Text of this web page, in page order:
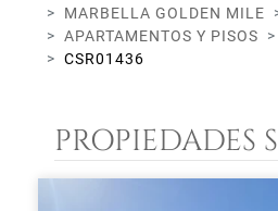
MARBELLA GOLDEN MILE
APARTAMENTOS Y PISOS
CSR01436
PROPIEDADES